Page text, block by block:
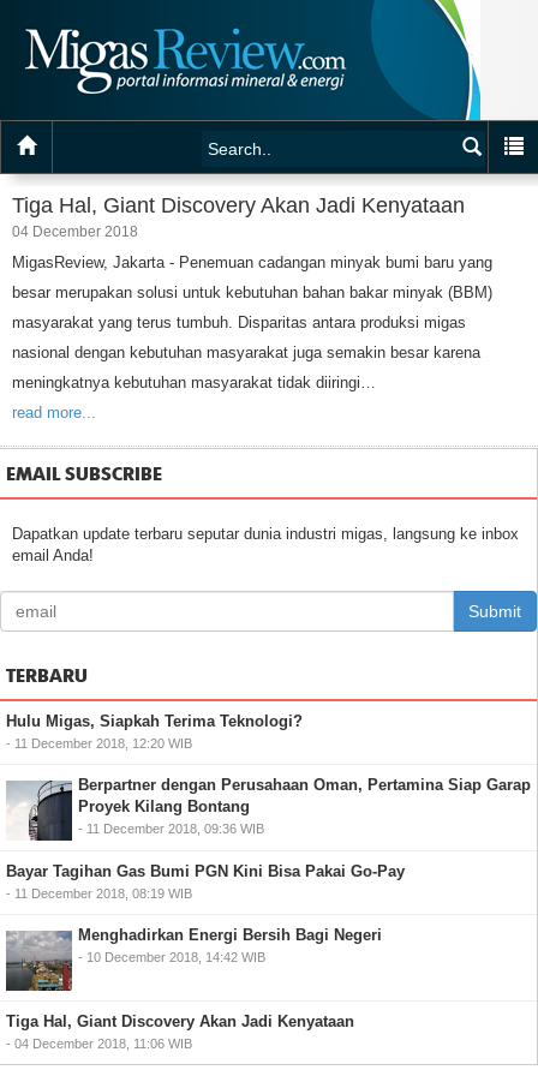
Tiga Hal, Giant Discovery Akan Jadi Kenyataan
04 December 2018
MigasReview, Jakarta - Penemuan cadangan minyak bumi baru yang
besar merupakan solusi untuk kebutuhan bahan bakar minyak (BBM)
masyarakat yang terus tumbuh. Disparitas antara produksi migas
nasional dengan kebutuhan masyarakat juga semakin besar karena
meningkatnya kebutuhan masyarakat tidak diiringi…
read more...
EMAIL SUBSCRIBE
Dapatkan update terbaru seputar dunia industri migas, langsung ke inbox
email Anda!
Submit
TERBARU
Hulu Migas, Siapkah Terima Teknologi?
- 11 December 2018, 12:20 WIB
Berpartner dengan Perusahaan Oman, Pertamina Siap Garap
Proyek Kilang Bontang
- 11 December 2018, 09:36 WIB
Bayar Tagihan Gas Bumi PGN Kini Bisa Pakai Go-Pay
- 11 December 2018, 08:19 WIB
Menghadirkan Energi Bersih Bagi Negeri
- 10 December 2018, 14:42 WIB
Tiga Hal, Giant Discovery Akan Jadi Kenyataan
- 04 December 2018, 11:06 WIB